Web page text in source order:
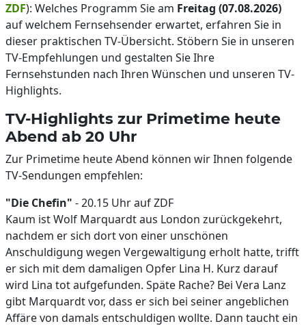
ZDF): Welches Programm Sie am Freitag (07.08.2026)
auf welchem Fernsehsender erwartet, erfahren Sie in
dieser praktischen TV-Übersicht. Stöbern Sie in unseren
TV-Empfehlungen und gestalten Sie Ihre
Fernsehstunden nach Ihren Wünschen und unseren TV-
Highlights.
TV-Highlights zur Primetime heute
Abend ab 20 Uhr
Zur Primetime heute Abend können wir Ihnen folgende
TV-Sendungen empfehlen:
"Die Chefin" - 20.15 Uhr auf ZDF
Kaum ist Wolf Marquardt aus London zurückgekehrt,
nachdem er sich dort von einer unschönen
Anschuldigung wegen Vergewaltigung erholt hatte, trifft
er sich mit dem damaligen Opfer Lina H. Kurz darauf
wird Lina tot aufgefunden. Späte Rache? Bei Vera Lanz
gibt Marquardt vor, dass er sich bei seiner angeblichen
Affäre von damals entschuldigen wollte. Dann taucht ein